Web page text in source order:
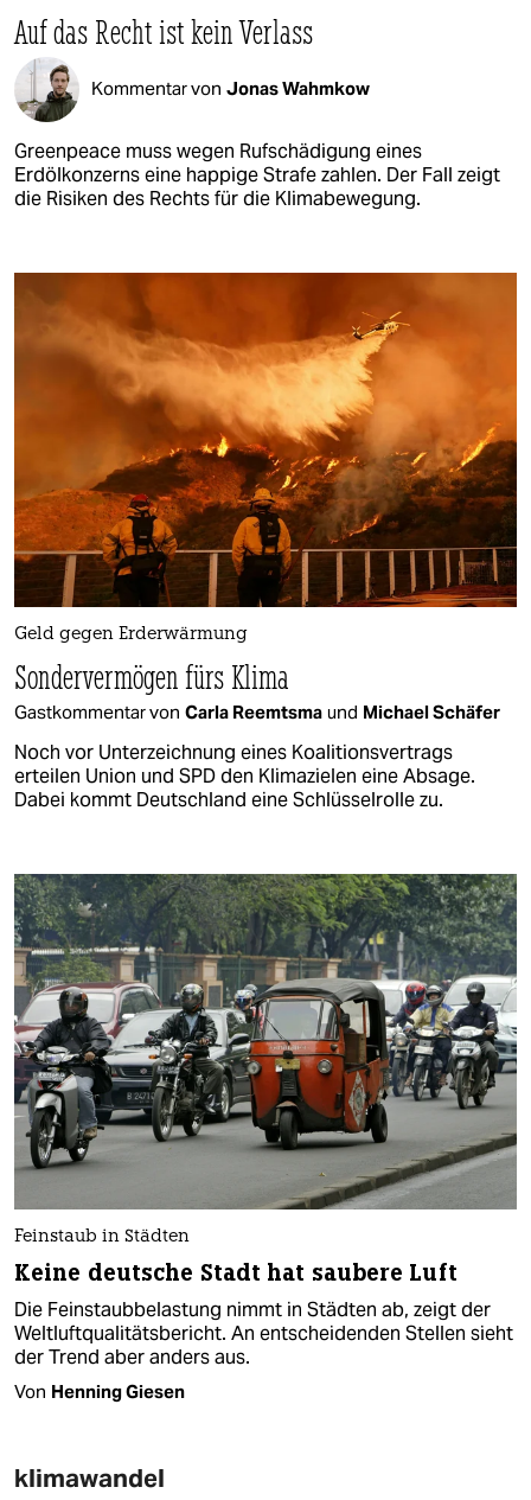
Auf das Recht ist kein Verlass
Kommentar von Jonas Wahmkow
Greenpeace muss wegen Rufschädigung eines
Erdölkonzerns eine happige Strafe zahlen. Der Fall zeigt
die Risiken des Rechts für die Klimabewegung.
Geld gegen Erderwärmung
Sondervermögen fürs Klima
Gastkommentar von Carla Reemtsma und Michael Schäfer
Noch vor Unterzeichnung eines Koalitionsvertrags
erteilen Union und SPD den Klimazielen eine Absage.
Dabei kommt Deutschland eine Schlüsselrolle zu.
Feinstaub in Städten
Keine deutsche Stadt hat saubere Luft
Die Feinstaubbelastung nimmt in Städten ab, zeigt der
Weltluftqualitätsbericht. An entscheidenden Stellen sieht
der Trend aber anders aus.
Von Henning Giesen
klimawandel